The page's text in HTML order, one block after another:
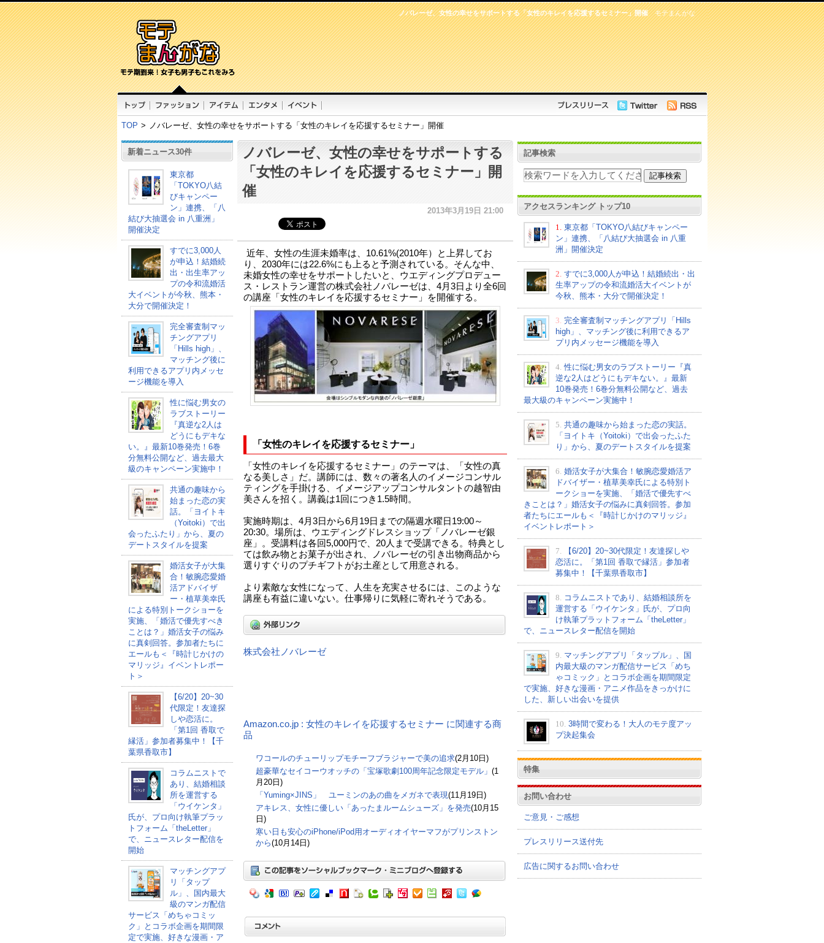
モテまんがな
ノバレーゼ、女性の幸せをサポートする「女性のキレイを応援するセミナー」開催
TOP > ノバレーゼ、女性の幸せをサポートする「女性のキレイを応援するセミナー」開催
新着ニュース30件
東京都
「TOKYO八結
びキャンペー
ン」連携、「八
結び大抽選会 in 八重洲」
開催決定
すでに3,000人
が申込！結婚続
出・出生率アッ
プの令和流婚活
大イベントが今秋、熊本・
大分で開催決定！
完全審査制マッ
チングアプリ
「Hills high」、
マッチング後に
利用できるアプリ内メッセ
ージ機能を導入
性に悩む男女の
ラブストーリー
『真逆な2人は
どうにもデキな
い。』最新10巻発売！6巻
分無料公開など、過去最大
級のキャンペーン実施中！
共通の趣味から
始まった恋の実
話。「ヨイトキ
（Yoitoki）で出
会ったふたり」から、夏の
デートスタイルを提案
婚活女子が大集
合！敏腕恋愛婚
活アドバイザ
ー・植草美幸氏
による特別トークショーを
実施、「婚活で優先すべき
ことは？」婚活女子の悩み
に真剣回答。参加者たちに
エールも＜『時計じかけの
マリッジ』イベントレポー
ト＞
【6/20】20~30
代限定！友達探
しや恋活に。
「第1回 香取で
縁活」参加者募集中！【千
葉県香取市】
コラムニストで
あり、結婚相談
所を運営する
「ウイケンタ」
氏が、プロ向け執筆プラッ
トフォーム「theLetter」
で、ニュースレター配信を
開始
マッチングアプ
リ「タップ
ル」、国内最大
級のマンガ配信
サービス「めちゃコミッ
ク」とコラボ企画を期間限
定で実施、好きな漫画・ア
ノバレーゼ、女性の幸せをサポートする
「女性のキレイを応援するセミナー」開
催
2013年3月19日 21:00
近年、女性の生涯未婚率は、10.61%(2010年）と上昇してお
り、2030年には22.6%にも上ると予測されている。そんな中、
未婚女性の幸せをサポートしたいと、ウエディングプロデュー
ス・レストラン運営の株式会社ノバレーゼは、4月3日より全6回
の講座「女性のキレイを応援するセミナー」を開催する。
「女性のキレイを応援するセミナー」
「女性のキレイを応援するセミナー」のテーマは、「女性の真
なる美しさ」だ。講師には、数々の著名人のイメージコンサル
ティングを手掛ける、イメージアップコンサルタントの越智由
美さんを招く。講義は1回につき1.5時間。
実施時期は、4月3日から6月19日までの隔週水曜日19:00～
20:30。場所は、ウエディングドレスショップ「ノバレーゼ銀
座」。受講料は各回5,000円で、20人まで受講できる。特典とし
ては飲み物とお菓子が出され、ノバレーゼの引き出物商品から
選りすぐりのプチギフトがお土産として用意される。
より素敵な女性になって、人生を充実させるには、このような
講座も有益に違いない。仕事帰りに気軽に寄れそうである。
株式会社ノバレーゼ
Amazon.co.jp : 女性のキレイを応援するセミナー に関連する商
品
ワコールのチューリップモチーフブラジャーで美の追求(2月10日)
超豪華なセイコーウオッチの「宝塚歌劇100周年記念限定モデル」 (1
月20日)
「Yuming×JINS」 ユーミンのあの曲をメガネで表現(11月19日)
アキレス、女性に優しい「あったまルームシューズ」を発売(10月15
日)
寒い日も安心のiPhone/iPod用オーディオイヤーマフがプリンストン
から(10月14日)
記事検索
アクセスランキング トップ10
1.
東京都「TOKYO八結びキャンペー
ン」連携、「八結び大抽選会 in 八重
洲」開催決定
2. すでに3,000人が申込！結婚続出・出
生率アップの令和流婚活大イベントが
今秋、熊本・大分で開催決定！
3. 完全審査制マッチングアプリ「Hills
high」、マッチング後に利用できるア
プリ内メッセージ機能を導入
4. 性に悩む男女のラブストーリー『真
逆な2人はどうにもデキない。』最新
10巻発売！6巻分無料公開など、過去
最大級のキャンペーン実施中！
5. 共通の趣味から始まった恋の実話。
「ヨイトキ（Yoitoki）で出会ったふた
り」から、夏のデートスタイルを提案
6. 婚活女子が大集合！敏腕恋愛婚活ア
ドバイザー・植草美幸氏による特別ト
ークショーを実施、「婚活で優先すべ
きことは？」婚活女子の悩みに真剣回答。参加
者たちにエールも＜『時計じかけのマリッジ』
イベントレポート＞
7.
【6/20】20~30代限定！友達探しや
恋活に。「第1回 香取で縁活」参加者
募集中！【千葉県香取市】
8.
コラムニストであり、結婚相談所を
運営する「ウイケンタ」氏が、プロ向
け執筆プラットフォーム「theLetter」
で、ニュースレター配信を開始
9. マッチングアプリ「タップル」、国
内最大級のマンガ配信サービス「めち
ゃコミック」とコラボ企画を期間限定
で実施、好きな漫画・アニメ作品をきっかけに
した、新しい出会いを提供
10. 3時間で変わる！大人のモテ度アッ
プ決起集会
特集
お問い合わせ
ご意見・ご感想
プレスリリース送付先
広告に関するお問い合わせ